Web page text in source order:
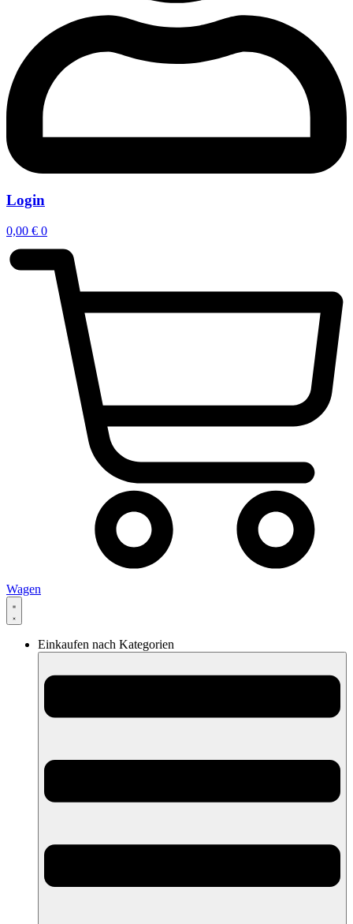
Login
0,00 € 0
Wagen
Einkaufen nach Kategorien